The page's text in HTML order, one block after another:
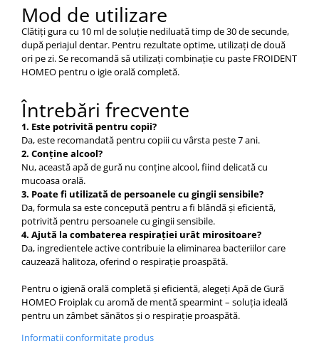
Mod de utilizare
Clătiți gura cu 10 ml de soluție nediluată timp de 30 de secunde,
după periajul dentar. Pentru rezultate optime, utilizați de două
ori pe zi. Se recomandă să utilizați combinație cu paste FROIDENT
HOMEO pentru o igie orală completă.​
Întrebări frecvente
1. Este potrivită pentru copii?
Da, este recomandată pentru copiii cu vârsta peste 7 ani.​
2. Conține alcool?
Nu, această apă de gură nu conține alcool, fiind delicată cu
mucoasa orală.​
3. Poate fi utilizată de persoanele cu gingii sensibile?
Da, formula sa este concepută pentru a fi blândă și eficientă,
potrivită pentru persoanele cu gingii sensibile.​
4. Ajută la combaterea respirației urât mirositoare?
Da, ingredientele active contribuie la eliminarea bacteriilor care
cauzează halitoza, oferind o respirație proaspătă.​
Pentru o igienă orală completă și eficientă, alegeți Apă de Gură
HOMEO Froiplak cu aromă de mentă spearmint – soluția ideală
pentru un zâmbet sănătos și o respirație proaspătă.​
Informatii conformitate produs